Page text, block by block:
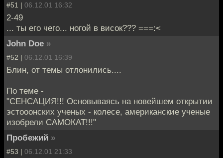
#51 | 06.12.01 16:32
2-49
... ты его чего... ногой в висок??? ===:<
John Doe »
#52 | 06.12.01 16:39
Блин, от темы отлонились....
По теме -
"СЕНСАЦИЯ!!! Основываясь на новейшем открытии
эстооонских ученых - колесе, американские ученые
изобрели САМОКАТ!!!"
Пробежий »
#53 | 06.12.01 21:33